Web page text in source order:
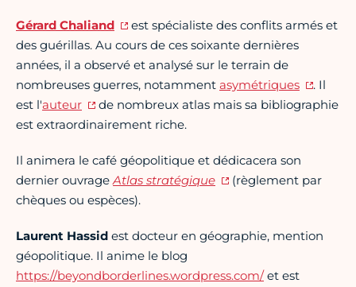
Gérard Chaliand
est spécialiste des conflits armés et
des guérillas. Au cours de ces soixante dernières
années, il a observé et analysé sur le terrain de
nombreuses guerres, notamment asymétriques
. Il
est l'auteur
de nombreux atlas mais sa bibliographie
est extraordinairement riche.
Il animera le café géopolitique et dédicacera son
dernier ouvrageAtlas stratégique
(règlement par
chèques ou espèces).
Laurent Hassid est docteur en géographie, mention
géopolitique. Il anime le blog
https://beyondborderlines.wordpress.com/et est